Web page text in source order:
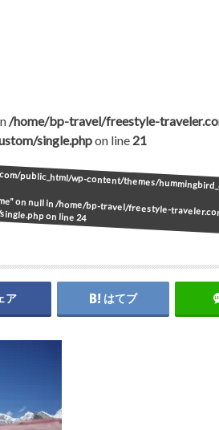
/home/bp-travel/freestyle-
single.phpon line 21
public_html/wp-content/themes/
on null in/home/bp-travel/freestyle-
on line 24
ア はてブ